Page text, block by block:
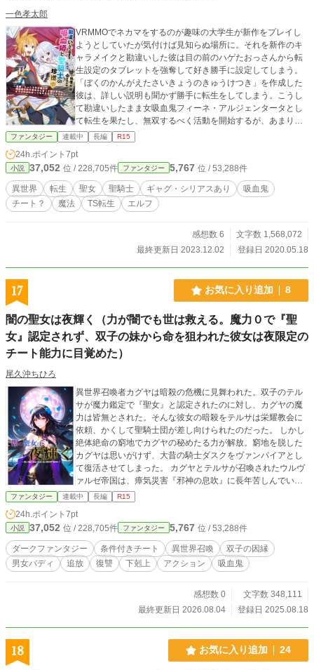
一色孝太郎
VRMMOでネカマをするのが趣味の大学生が新作をプレイし
ようとしていたが気付けば見知らぬ場所に。それを新作のキ
ャラメイクと勘違いした彼は目の前のハゲたおっさんから転
生設定のタブレットを強奪して好き勝手に設定してしまう。
「ぼくのかんがえたさいきょうのきゅうけつき」を作成した
彼は、詳しい説明も聞かず勝手に転生をしてしまう。こうし
て勘違いしたまま女吸血鬼フィーネ・アルジェンタータとし
て転生を果たし、無双するべく活動を開始するが、あまりに
滅茶苦茶な設定をしたせいで誰からも吸血鬼だと信じてもら
えない。こうして予定調和の失われた世界は否応なしに彼女
を数奇な運命へと導いていく。 No とは言えない日本人気
質、それなりに善良、そしてゲームの世界と侮って安易な選
択を取った彼女(？)が流れ着いた先に見るものとは……？ ※
小説家になろう様、カクヨム様にも同時投稿しております ※
2021/05/09 タイトルを修正しました
ファンタジー 連載中 長編 R15
24h.ポイント 7pt
小説 37,052 位 / 228,705件 ファンタジー 5,767 位 / 53,288件
異世界 転生 聖女 聖騎士 ギャグ・シリアスあり
吸血鬼
チート？
魔法 TS転生 エルフ
感想数 6
文字数 1,568,072
最終更新日 2023.12.02
登録日 2020.05.18
17 お気に入り追加 8
闇の聖女は夜輝く（力が闇でも世は救える。魔力０で『聖
女』認定されず、双子の妹から命を狙われた彼女は夜限定の
チート能力に目覚めた）
尾久沖ちひろ
異世界召喚者カグヤは暗殺の危機に見舞われた。双子のテル
サが魔力鑑定で『聖女』と認定されたのに対し、カグヤの魔
力は皆無とされた。そんな彼女の暗殺をテルサは栄耀教会に
依頼、かくして聖騎士団が差し向けられたのだった。 しかし
絶体絶命の窮地でカグヤの秘めたる力が解放。窮地を脱した
カグヤは思いがけず、大昔の騎士ダスクをヴァンパイアとし
て復活させてしまった。 カグヤとテルサが召喚されたウルヴ
ァルゼ帝国は、瘴気災害『邪神の息吹』に長年苦しんでい
た。ラモン教皇率いる栄耀教会の狙いは『聖女』テルサに
『邪神の息吹』を鎮めさせ、国家の覇権を握ること。厄災と
教団の脅威が迫る世界で生き抜くため、暗闇の人生に意味を
見出すため、カグヤはダスクと魔術師一族フェンデリン家の
協力を得て、人知れず救済の道を歩み始める──。 光の極大
魔力『旭日』を宿すテルサと、闇の極大魔力『望月』を宿す
カグヤ。 数奇な因縁で結ばれた双子を軸に巻き起こる闘争と
来の異世界転移物とは一線を画す壮大なストーリー。 運命に
選ばれし真の『聖女』は果たしてどちらか──。
ファンタジー 連載中 長編 R15
24h.ポイント 7pt
小説 37,052 位 / 228,705件 ファンタジー 5,767 位 / 53,288件
ダークファンタジー 条件付きチート 異世界召喚
双子の因縁
男女バディ
追放 復讐 下剋上 アクション 吸血鬼
感想数 0
文字数 348,111
最終更新日 2026.08.04
登録日 2025.08.18
18 お気に入り追加 24